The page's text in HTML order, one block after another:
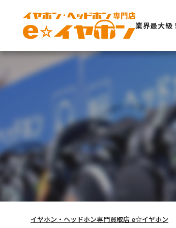
業界最大級
イヤホン・ヘッドホン専門買取店 e☆イヤホン